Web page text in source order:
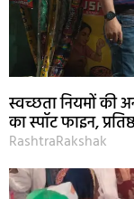
स्वच्छता नियमों की
का स्पॉट फाइन,
RashtraRakshak